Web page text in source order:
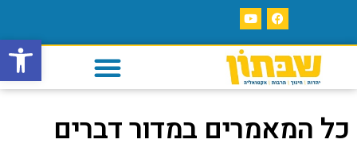
פתח
כל המאמרים במדור דברים